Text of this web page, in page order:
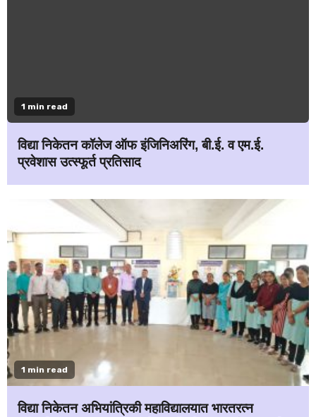
1 min read
विद्या निकेतन कॉलेज ऑफ इंजिनिअरिंग, बी.ई. व एम.ई.
प्रवेशास उत्स्फूर्त प्रतिसाद
1 min read
विद्या निकेतन अभियांत्रिकी महाविद्यालयात भारतरत्न